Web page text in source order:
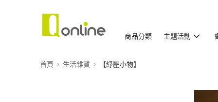
商品分類 主題活動
首頁 生活雜貨 【紓壓小物】